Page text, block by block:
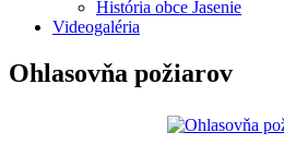
História obce Jasenie
Videogaléria
Ohlasovňa požiarov